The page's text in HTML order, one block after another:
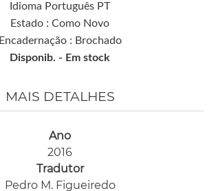
Idioma Português PT
Estado : Como Novo
Encadernação : Brochado
Disponib. - Em stock
MAIS DETALHES
Ano
2016
Tradutor
Pedro M. Figueiredo